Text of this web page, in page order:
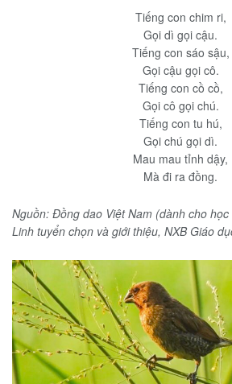
Tiếng con chim ri,
Gọi dì gọi cậu.
Tiếng con sáo sậu,
Gọi cậu gọi cô.
Tiếng con cồ cồ,
Gọi cô gọi chú.
Tiếng con tu hú,
Gọi chú gọi dì.
Mau mau tỉnh dậy,
Mà đi ra đồng.
Nguồn: Đồng dao Việt Nam (dành cho
Linh tuyển chọn và giới thiệu, NXB Giáo